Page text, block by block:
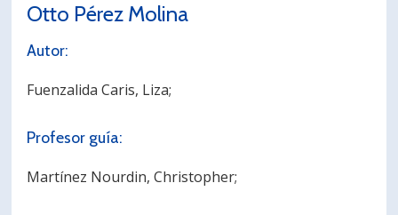
EXTENSIÓN
BIBLIOTECA
Otto Pérez Molina
Autor:
Fuenzalida Caris, Liza;
Profesor guía:
Martínez Nourdin, Christopher;